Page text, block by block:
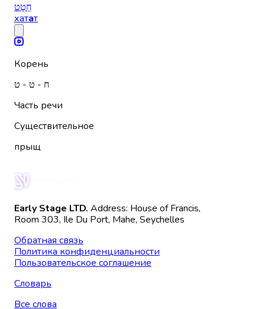
חָטָט
хатат
Корень
ח - ט - ט
Часть речи
Существительное
прыщ
Early Stage LTD. Address: House of Francis,
Room 303, Ile Du Port, Mahe, Seychelles
Обратная связь
Политика конфиденциальности
Пользовательское соглашение
Словарь
Все слова